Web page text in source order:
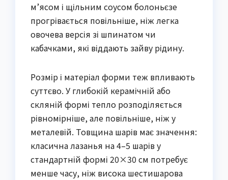
м’ясом і щільним соусом болоньєзе
прогрівається повільніше, ніж легка
овочева версія зі шпинатом чи
кабачками, які віддають зайву рідину.
Розмір і матеріал форми теж впливають
суттєво. У глибокій керамічній або
скляній формі тепло розподіляється
рівномірніше, але повільніше, ніж у
металевій. Товщина шарів має значення:
класична лазанья на 4–5 шарів у
стандартній формі 20×30 см потребує
менше часу, ніж висока шестишарова